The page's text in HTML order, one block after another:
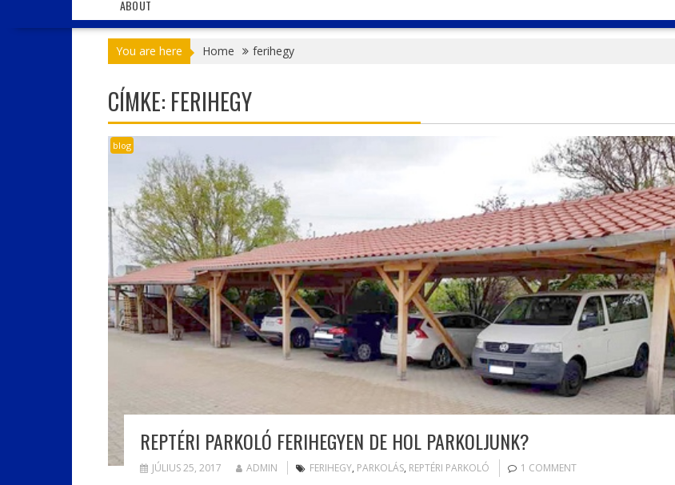
ABOUT
You are here Home ferihegy
CÍMKE: FERIHEGY
blog
REPTÉRI PARKOLÓ FERIHEGYEN DE HOL PARKOLJUNK?
JÚLIUS 25, 2017 ADMIN FERIHEGY, PARKOLÁS, REPTÉRI PARKOLÓ 1 COMMENT